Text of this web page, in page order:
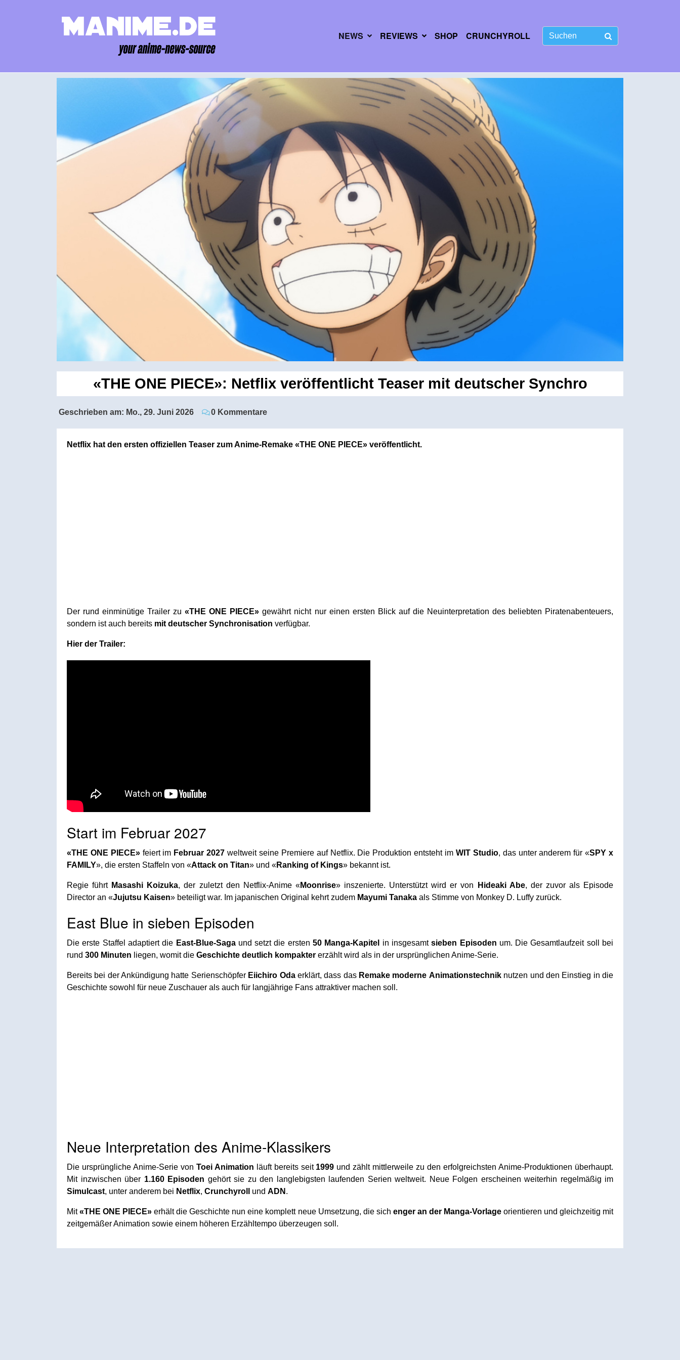
NEWS REVIEWS SHOP CRUNCHYROLL
«THE ONE PIECE»: Netflix veröffentlicht Teaser mit deutscher Synchro
Geschrieben am: Mo., 29. Juni 2026 0 Kommentare
Netflix hat den ersten offiziellen Teaser zum Anime-Remake «THE ONE PIECE» veröffentlicht.
Der rund einminütige Trailer zu«THE ONE PIECE» gewährt nicht nur einen ersten Blick auf die Neuinterpretation des beliebten Piratenabenteuers,
sondern ist auch bereits mit deutscher Synchronisation verfügbar.
Hier der Trailer:
Start im Februar 2027
«THE ONE PIECE»feiert im Februar 2027 weltweit seine Premiere auf Netflix. Die Produktion entsteht im WIT Studio, das unter anderem für «SPY x
FAMILY», die ersten Staffeln von «Attack on Titan» und «Ranking of Kings» bekannt ist.
Regie führt Masashi Koizuka, der zuletzt den Netflix-Anime «Moonrise» inszenierte. Unterstützt wird er von Hideaki Abe, der zuvor als Episode
Director an «Jujutsu Kaisen» beteiligt war. Im japanischen Original kehrt zudem Mayumi Tanaka als Stimme von Monkey D. Luffy zurück.
East Blue in sieben Episoden
Die erste Staffel adaptiert die East-Blue-Sagaund setzt die ersten 50 Manga-Kapitel in insgesamtsieben Episoden um. Die Gesamtlaufzeit soll bei
rund 300 Minuten liegen, womit die Geschichte deutlich kompakter erzählt wird als in der ursprünglichen Anime-Serie.
Bereits bei der Ankündigung hatte Serienschöpfer Eiichiro Odaerklärt, dass das Remake moderne Animationstechniknutzen und den Einstieg in die
Geschichte sowohl für neue Zuschauer als auch für langjährige Fans attraktiver machen soll.
Neue Interpretation des Anime-Klassikers
Die ursprüngliche Anime-Serie von Toei Animation läuft bereits seit 1999 und zählt mittlerweile zu den erfolgreichsten Anime-Produktionen überhaupt.
Mit inzwischen über 1.160 Episoden gehört sie zu den langlebigsten laufenden Serien weltweit. Neue Folgen erscheinen weiterhin regelmäßig im
Simulcast, unter anderem bei Netflix, Crunchyroll und ADN .
Mit«THE ONE PIECE» erhält die Geschichte nun eine komplett neue Umsetzung, die sich enger an der Manga-Vorlageorientieren und gleichzeitig mit
zeitgemäßer Animation sowie einem höheren Erzähltempo überzeugen soll.